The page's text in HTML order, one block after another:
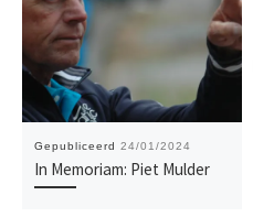
Gepubliceerd 24/01/2024
In Memoriam: Piet Mulder